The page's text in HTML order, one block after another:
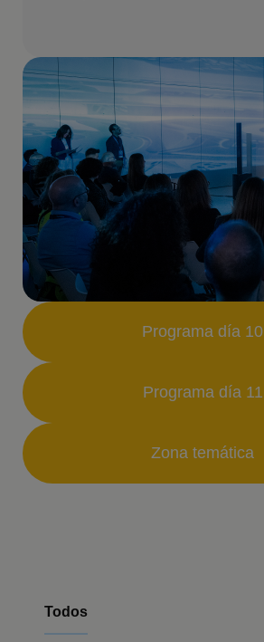
Programa día 10
Programa día 11
Zona temática
Todos